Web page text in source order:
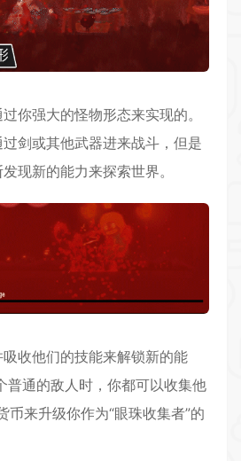
你强大的怪物形态来实现的。
剑或其他武器进来战斗，但是
现新的能力来探索世界。
收他们的技能来解锁新的能
普通的敌人时，你都可以收集他
币来升级你作为“眼珠收集者”的